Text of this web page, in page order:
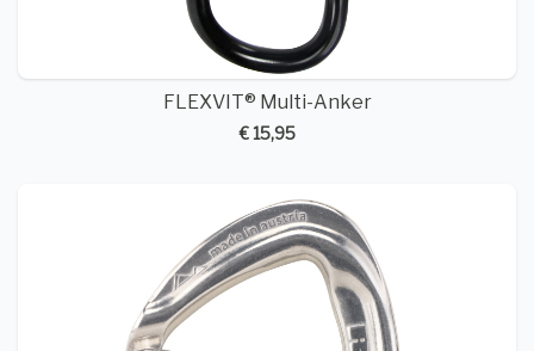
FLEXVIT® Multi-Anker
€ 15,95